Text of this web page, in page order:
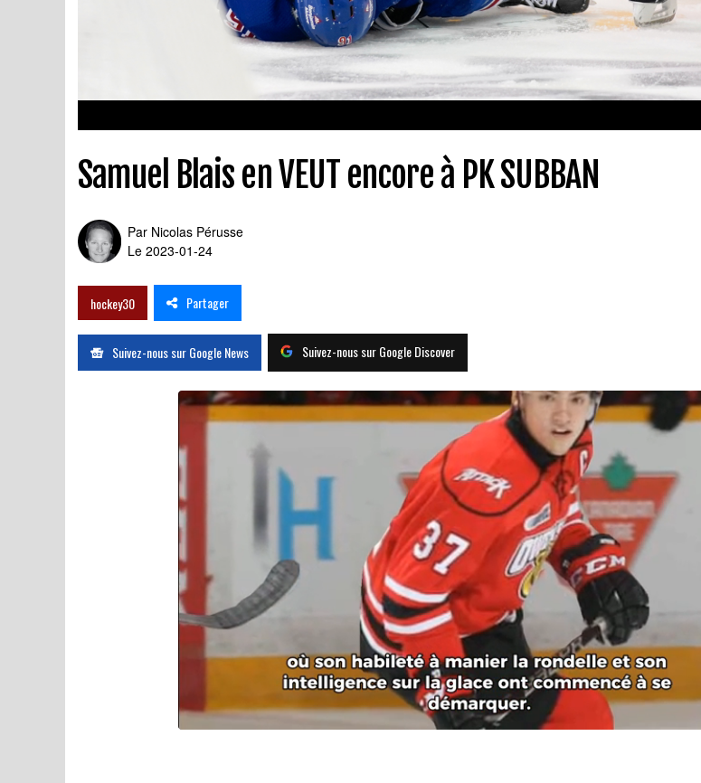
Samuel Blais en VEUT encore à PK SUBBAN
Par Nicolas Pérusse
Le 2023-01-24
hockey30 Partager
Suivez-nous sur Google News Suivez-nous sur Google Discover